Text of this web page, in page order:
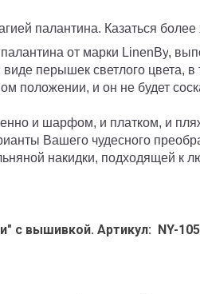
палантина. Казаться
от марки LinenBy,
перышек светлого цвета,
положении, и он не будет
и шарфом, и платком, и
Вашего чудесного
накидки, подходящей к
с вышивкой. Артикул: NY-